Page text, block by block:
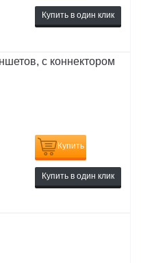
Купить в один клик
с коннектором
Купить
Купить в один клик